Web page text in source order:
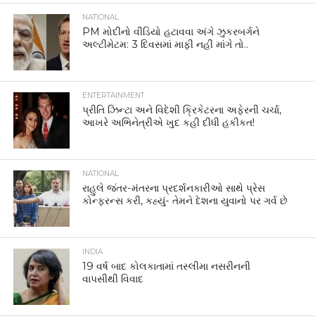
NATIONAL
PM મોદીનો વીડિયો હટાવવા અંગે ઝુકરબર્ગને
અલ્ટીમેટમ: 3 દિવસમાં માફી નહીં માંગે તો..
ENTERTAINMENT
પ્રીતિ ઝિન્ટા અને વિદેશી ક્રિકેટરના અફેરની ચર્ચા,
આખરે અભિનેત્રીએ ખુદ કહી દીધી હકીકત!
NATIONAL
રાહુલે જંતર-મંતરના પ્રદર્શનકારીઓ સાથે પ્રેસ
કોન્ફરન્સ કરી, કહ્યું- તેમને દેશના યુવાનો પર ગર્વ છે
INDIA
19 વર્ષ બાદ કોલકાતામાં તસ્લીમા નસરીનની
વાપસીથી વિવાદ